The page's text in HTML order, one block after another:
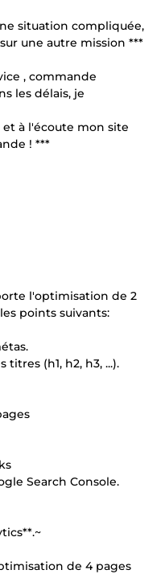
situation compliquée,
une autre mission ***
, commande
les délais, je
et à l'écoute mon site
! ***
l'optimisation de 2
points suivants:
(h1, h2, h3, ...).
Search Console.
de 4 pages